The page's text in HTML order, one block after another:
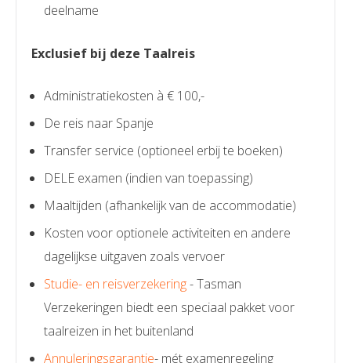
deelname
Exclusief bij deze Taalreis
Administratiekosten à € 100,-
De reis naar Spanje
Transfer service (optioneel erbij te boeken)
DELE examen (indien van toepassing)
Maaltijden (afhankelijk van de accommodatie)
Kosten voor optionele activiteiten en andere
dagelijkse uitgaven zoals vervoer
Studie- en reisverzekering- Tasman
Verzekeringen biedt een speciaal pakket voor
taalreizen in het buitenland
Annuleringsgarantie- mét examenregeling